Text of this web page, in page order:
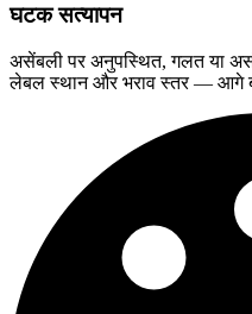
घटक सत्यापन
असेंबली पर अनुपस्थित, गलत या
लेबल स्थान और भराव स्तर — आगे